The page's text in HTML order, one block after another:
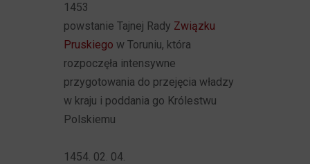
1453
powstanie Tajnej Rady Związku
Pruskiego w Toruniu, która
rozpoczęła intensywne
przygotowania do przejęcia władzy
w kraju i poddania go Królestwu
Polskiemu
1454. 02. 04.